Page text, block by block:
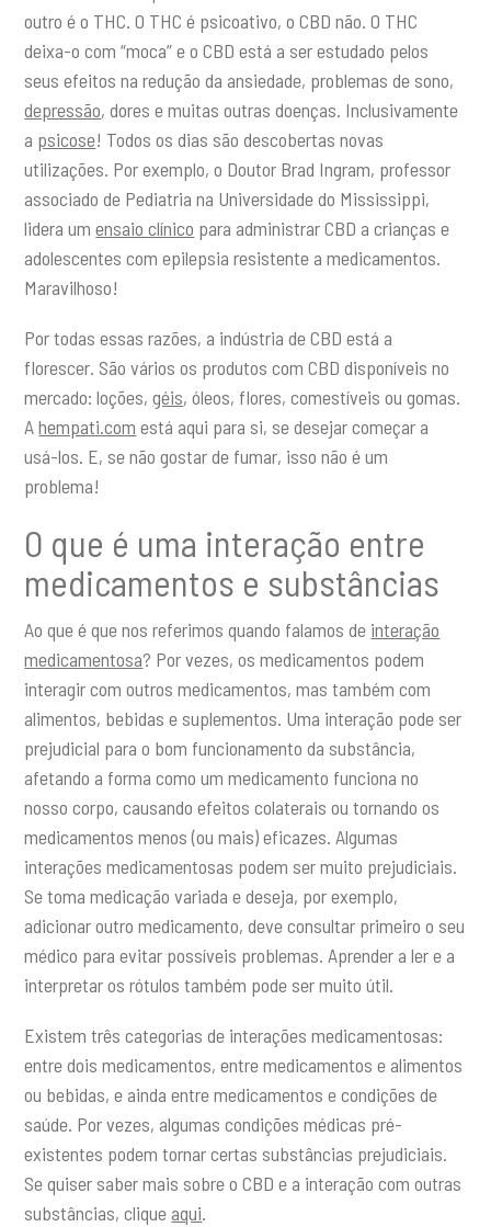
outro é o THC. O THC é psicoativo, o CBD não. O THC
deixa-o com “moca” e o CBD está a ser estudado pelos
seus efeitos na redução da ansiedade, problemas de sono,
depressão, dores e muitas outras doenças. Inclusivamente
a psicose! Todos os dias são descobertas novas
utilizações. Por exemplo, o Doutor Brad Ingram, professor
associado de Pediatria na Universidade do Mississippi,
lidera umensaio clínico para administrar CBD a crianças e
adolescentes com epilepsia resistente a medicamentos.
Maravilhoso!
Por todas essas razões, a indústria de CBD está a
florescer. São vários os produtos com CBD disponíveis no
mercado: loções,géis, óleos, flores, comestíveis ou gomas.
Ahempati.com está aqui para si, se desejar começar a
usá-los. E, se não gostar de fumar, isso não é um
problema!
O que é uma interação entre
medicamentos e substâncias
Ao que é que nos referimos quando falamos de interação
medicamentosa? Por vezes, os medicamentos podem
interagir com outros medicamentos, mas também com
alimentos, bebidas e suplementos. Uma interação pode ser
prejudicial para o bom funcionamento da substância,
afetando a forma como um medicamento funciona no
nosso corpo, causando efeitos colaterais ou tornando os
medicamentos menos (ou mais) eficazes. Algumas
interações medicamentosas podem ser muito prejudiciais.
Se toma medicação variada e deseja, por exemplo,
adicionar outro medicamento, deve consultar primeiro o seu
médico para evitar possíveis problemas. Aprender a ler e a
interpretar os rótulos também pode ser muito útil.
Existem três categorias de interações medicamentosas:
entre dois medicamentos, entre medicamentos e alimentos
ou bebidas, e ainda entre medicamentos e condições de
saúde. Por vezes, algumas condições médicas pré-
existentes podem tornar certas substâncias prejudiciais.
Se quiser saber mais sobre o CBD e a interação com outras
substâncias, cliqueaqui.